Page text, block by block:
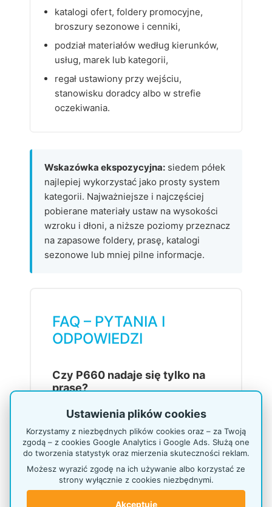
katalogi ofert, foldery promocyjne,
broszury sezonowe i cenniki,
podział materiałów według kierunków,
usług, marek lub kategorii,
regał ustawiony przy wejściu,
stanowisku doradcy albo w strefie
oczekiwania.
Wskazówka ekspozycyjna: siedem półek
najlepiej wykorzystać jako prosty system
kategorii. Najważniejsze i najczęściej
pobierane materiały ustaw na wysokości
wzroku i dłoni, a niższe poziomy przeznacz
na zapasowe foldery, prasę, katalogi
sezonowe lub mniej pilne informacje.
FAQ – PYTANIA I
ODPOWIEDZI
Czy P660 nadaje się tylko na
prasę?
Można na nim prezentować prasę,
katalogi, foldery, broszury, ulotki A4,
A5 i DL, informatory, programy
wydarzeń, formularze oraz materiały
reklamowe. To dobry wybór, gdy w
jednym miejscu trzeba uporządkować
różne formaty druków.
Ustawienia plików cookies
Korzystamy z niezbędnych plików cookies oraz – za Twoją
zgodą – z cookies Google Analytics i Google Ads. Służą one
do tworzenia statystyk oraz mierzenia skuteczności reklam.
Możesz wyrazić zgodę na ich używanie albo korzystać ze
strony wyłącznie z cookies niezbędnymi.
Akceptuję